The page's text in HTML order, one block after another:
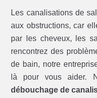
Les canalisations de
aux obstructions, car
par les cheveux, les
rencontrez des
de bain, notre
là pour vous aider.
débouchage de